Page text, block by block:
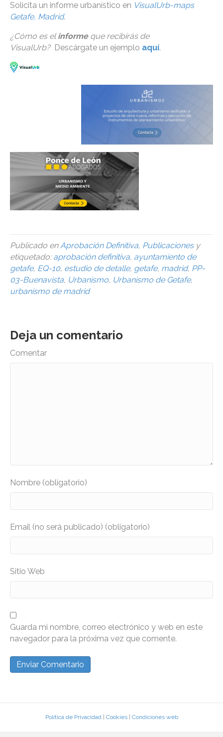
Solicita un informe urbanístico en VisualUrb-maps
Getafe, Madrid.
¿Cómo es el informe que recibirás de
VisualUrb?Descárgate un ejemplo aquí.
Publicado enAprobación Definitiva, Publicacionesy
etiquetado: aprobación definitiva, ayuntamiento de
getafe, EQ-10, estudio de detalle, getafe, madrid, PP-
03-Buenavista, Urbanismo, Urbanismo de Getafe,
urbanismo de madrid
Deja un comentario
Comentar
Nombre (obligatorio)
Email (no será publicado) (obligatorio)
Sitio Web
Guarda mi nombre, correo electrónico y web en este
navegador para la próxima vez que comente.
Política de Privacidad| Cookies| Condiciones web